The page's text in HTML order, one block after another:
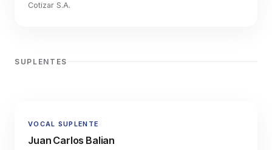
Cotizar S.A.
SUPLENTES
VOCAL SUPLENTE
Juan Carlos Balian